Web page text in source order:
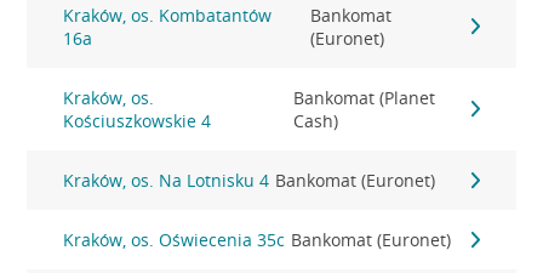
Kraków, os. Kombatantów
16a
Bankomat
(Euronet)
Kraków, os.
Kościuszkowskie 4
Bankomat (Planet
Cash)
Kraków, os. Na Lotnisku 4 Bankomat (Euronet)
Kraków, os. Oświecenia 35c Bankomat (Euronet)